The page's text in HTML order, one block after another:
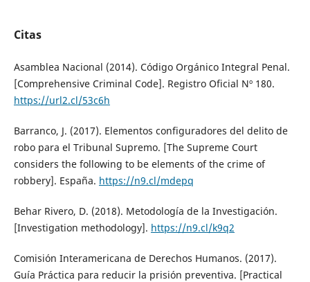
Citas
Asamblea Nacional (2014). Código Orgánico Integral Penal.
[Comprehensive Criminal Code]. Registro Oficial Nº 180.
https://url2.cl/53c6h
Barranco, J. (2017). Elementos configuradores del delito de
robo para el Tribunal Supremo. [The Supreme Court
considers the following to be elements of the crime of
robbery]. España. https://n9.cl/mdepq
Behar Rivero, D. (2018). Metodología de la Investigación.
[Investigation methodology]. https://n9.cl/k9q2
Comisión Interamericana de Derechos Humanos. (2017).
Guía Práctica para reducir la prisión preventiva. [Practical